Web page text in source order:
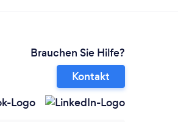
Brauchen Sie Hilfe?
Kontakt